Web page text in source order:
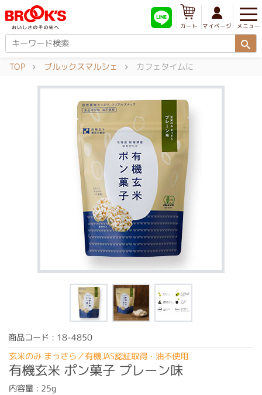
メニュー
マイページ
カート
TOP ブルックスマルシェ カフェタイムに
商品コード : 18-4850
玄米のみ まっさら／有機JAS認証取得・油不使用
有機玄米 ポン菓子 プレーン味
内容量 : 25g